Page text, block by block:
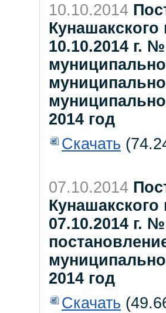
10.10.2014
10.10.2014 г.
2014 год
Скачать
07.10.2014
07.10.2014 г.
2014 год
Скачать